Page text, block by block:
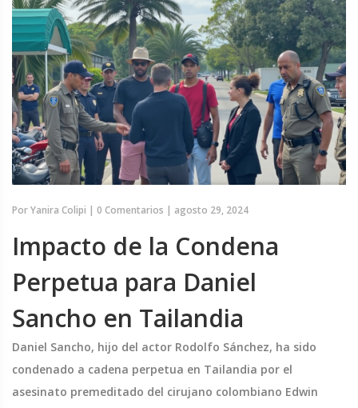
PorYanira Colipi | 0 Comentarios | agosto 29, 2024
Impacto de la Condena
Perpetua para Daniel
Sancho en Tailandia
Daniel Sancho, hijo del actor Rodolfo Sánchez, ha sido
condenado a cadena perpetua en Tailandia por el
asesinato premeditado del cirujano colombiano Edwin